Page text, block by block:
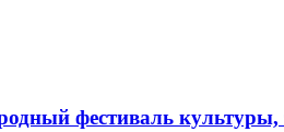
фестиваль культуры,